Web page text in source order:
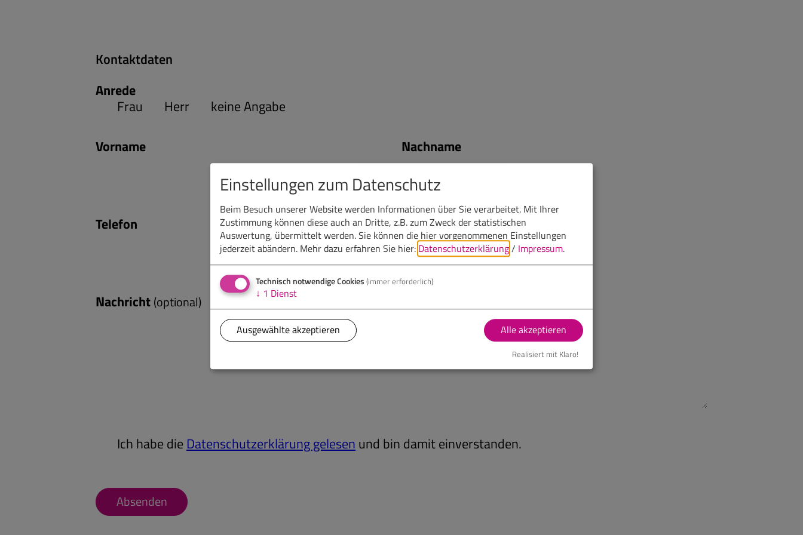
Kontaktdaten
Anrede
Frau Herr
keine Angabe
Vorname
Nachname
Telefon E-Mail
Nachricht (optional)
Ich habe die Datenschutzerklärung gelesen und bin damit einverstanden.
Absenden
Einstellungen zum Datenschutz
Beim Besuch unserer Website werden Informationen über Sie verarbeitet. Mit Ihrer
Zustimmung können diese auch an Dritte, z.B. zum Zweck der statistischen
Auswertung, übermittelt werden. Sie können die hier vorgenommenen Einstellungen
jederzeit abändern. Mehr dazu erfahren Sie hier: Datenschutzerklärung/ Impressum.
Technisch notwendige Cookies (immer erforderlich)
↓ 1 Dienst
Ausgewählte akzeptieren Alle akzeptieren
Realisiert mit Klaro!